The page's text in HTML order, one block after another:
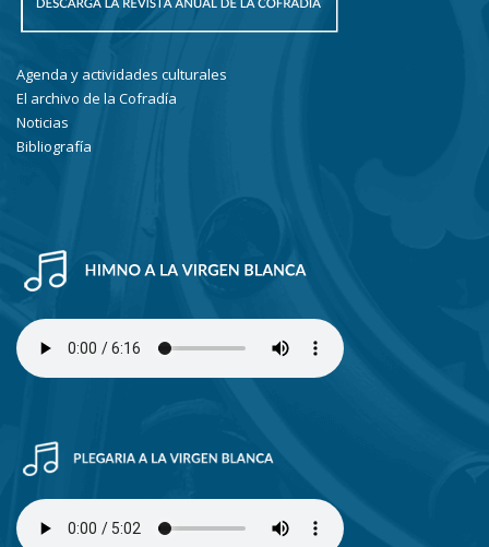
Agenda y actividades culturales
El archivo de la Cofradía
Noticias
Bibliografía